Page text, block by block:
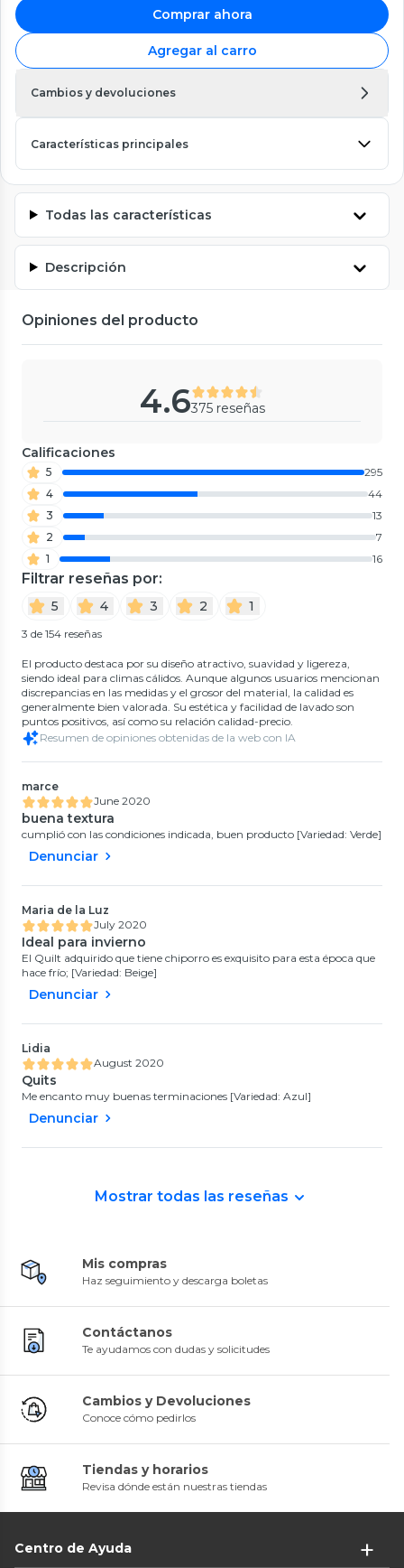
Comprar ahora
Agregar al carro
Cambios y devoluciones
Características principales
Todas las características
Descripción
Opiniones del producto
4.6375 reseñas
Calificaciones
5
295
4
44
3
13
2
7
1
16
Filtrar reseñas por:
5 4 3 2 1
3 de 154 reseñas
El producto destaca por su diseño atractivo, suavidad y ligereza,
siendo ideal para climas cálidos. Aunque algunos usuarios mencionan
discrepancias en las medidas y el grosor del material, la calidad es
generalmente bien valorada. Su estética y facilidad de lavado son
puntos positivos, así como su relación calidad-precio.
Resumen de opiniones obtenidas de la web con IA
marce
June 2020
buena textura
cumplió con las condiciones indicada, buen producto [Variedad: Verde]
Denunciar
Maria de la Luz
July 2020
Ideal para invierno
El Quilt adquirido que tiene chiporro es exquisito para esta época que
hace frío; [Variedad: Beige]
Denunciar
Lidia
August 2020
Quits
Me encanto muy buenas terminaciones [Variedad: Azul]
Denunciar
Mostrar todas las reseñas
Mis compras
Haz seguimiento y descarga boletas
Contáctanos
Te ayudamos con dudas y solicitudes
Cambios y Devoluciones
Conoce cómo pedirlos
Tiendas y horarios
Revisa dónde están nuestras tiendas
Centro de Ayuda